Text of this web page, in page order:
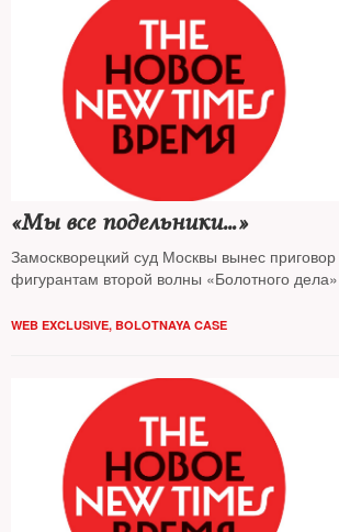
«Мы все подельники…»
Замоскворецкий суд Москвы вынес
фигурантам второй волны «Болотного дела»
WEB EXCLUSIVE, BOLOTNAYA CASE